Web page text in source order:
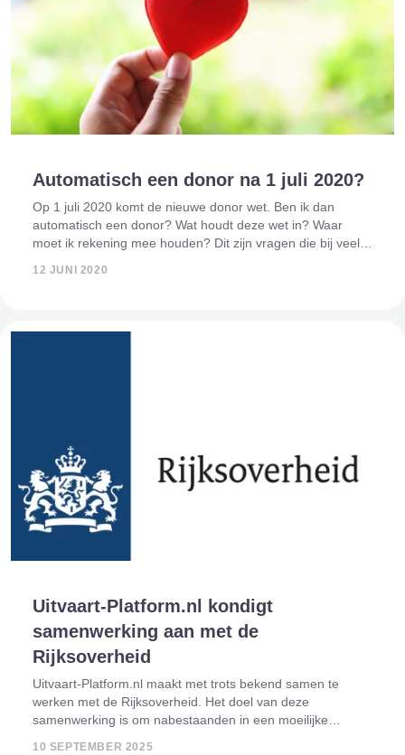
Automatisch een donor na 1 juli 2020?
Op 1 juli 2020 komt de nieuwe donor wet. Ben ik dan
automatisch een donor? Wat houdt deze wet in? Waar
moet ik rekening mee houden? Dit zijn vragen die bij veel
12 JUNI 2020
Uitvaart-Platform.nl kondigt
samenwerking aan met de
Rijksoverheid
Uitvaart-Platform.nl maakt met trots bekend samen te
werken met de Rijksoverheid. Het doel van deze
samenwerking is om nabestaanden in een moeilijke
10 SEPTEMBER 2025